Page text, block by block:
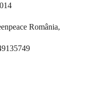
România,